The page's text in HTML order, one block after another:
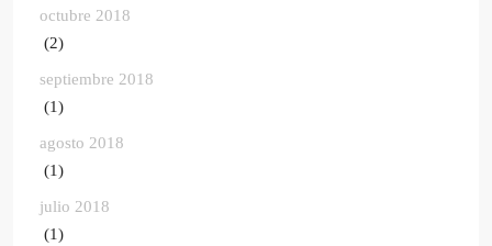
octubre 2018
(2)
septiembre 2018
(1)
agosto 2018
(1)
julio 2018
(1)